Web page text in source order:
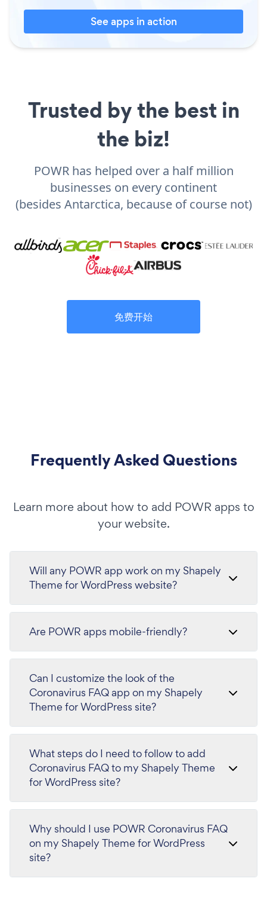
See apps in action
Trusted by the best in
the biz!
POWR has helped over a half million
businesses on every continent
(besides Antarctica, because of course not)
免费开始
Frequently Asked Questions
Learn more about how to add POWR apps to
your website.
Will any POWR app work on my Shapely
Theme for WordPress website?
Are POWR apps mobile-friendly?
Can I customize the look of the
Coronavirus FAQ app on my Shapely
Theme for WordPress site?
What steps do I need to follow to add
Coronavirus FAQ to my Shapely Theme
for WordPress site?
Why should I use POWR Coronavirus FAQ
on my Shapely Theme for WordPress
site?